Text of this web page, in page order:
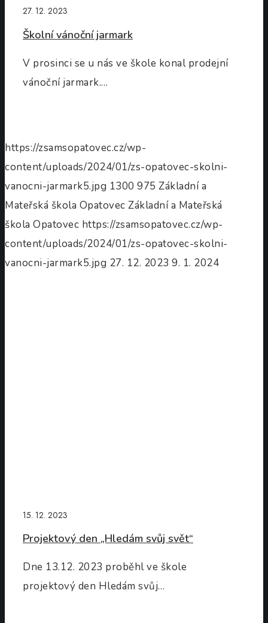
27. 12. 2023
Školní vánoční jarmark
V prosinci se u nás ve škole konal prodejní
vánoční jarmark.…
https://zsamsopatovec.cz/wp-
content/uploads/2024/01/zs-opatovec-skolni-
vanocni-jarmark5.jpg 1300 975 Základní a
Mateřská škola Opatovec Základní a Mateřská
škola Opatovec https://zsamsopatovec.cz/wp-
content/uploads/2024/01/zs-opatovec-skolni-
vanocni-jarmark5.jpg 27. 12. 2023 9. 1. 2024
15. 12. 2023
Projektový den „Hledám svůj svět“
Dne 13.12. 2023 proběhl ve škole
projektový den Hledám svůj…